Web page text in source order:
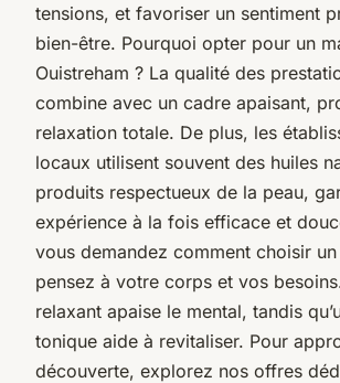
tensions, et favoriser un sentiment
bien-être. Pourquoi opter pour un
Ouistreham ? La qualité des
combine avec un cadre apaisant,
relaxation totale. De plus, les
locaux utilisent souvent des huiles
produits respectueux de la peau,
expérience à la fois efficace et
vous demandez comment choisir
pensez à votre corps et vos
relaxant apaise le mental, tandis
tonique aide à revitaliser. Pour
découverte, explorez nos offres